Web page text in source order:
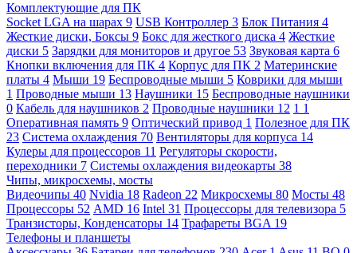
Комплектующие для ПК
Socket LGA на шарах 9 USB Контроллер 3 Блок Питания 4
Жесткие диски, Боксы 9 Бокс для жесткого диска 4 Жесткие
диски 5 Зарядки для мониторов и другое 53 Звуковая карта 6
Кнопки включения для ПК 4 Корпус для ПК 2 Материнские
платы 4 Мыши 19 Беспроводные мыши 5 Коврики для мыши
1 Проводные мыши 13 Наушники 15 Беспроводные наушники
0 Кабель для наушников 2 Проводные наушники 12 1 1
Оперативная память 9 Оптический привод 1 Полезное для ПК
23 Система охлаждения 70 Вентиляторы для корпуса 14
Кулеры для процессоров 11 Регуляторы скорости,
переходники 7 Системы охлаждения видеокарты 38
Чипы, микросхемы, мосты
Видеочипы 40 Nvidia 18 Radeon 22 Микросхемы 80 Мосты 48
Процессоры 52 AMD 16 Intel 31 Процессоры для телевизора 5
Транзисторы, Конденсаторы 14 Трафареты BGA 19
Телефоны и планшеты